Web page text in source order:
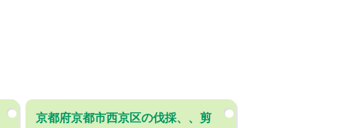
京都府京都市西京区の伐採、、剪